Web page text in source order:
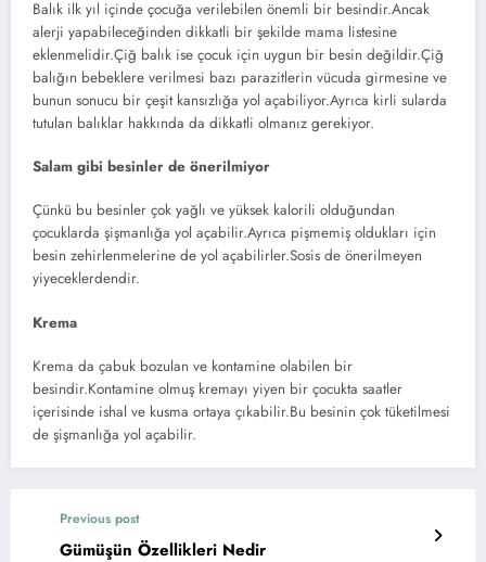
Balık ilk yıl içinde çocuğa verilebilen önemli bir besindir.Ancak
alerji yapabileceğinden dikkatli bir şekilde mama listesine
eklenmelidir.Çiğ balık ise çocuk için uygun bir besin değildir.Çiğ
balığın bebeklere verilmesi bazı parazitlerin vücuda girmesine ve
bunun sonucu bir çeşit kansızlığa yol açabiliyor.Ayrıca kirli sularda
tutulan balıklar hakkında da dikkatli olmanız gerekiyor.
Salam gibi besinler de önerilmiyor
Çünkü bu besinler çok yağlı ve yüksek kalorili olduğundan
çocuklarda şişmanlığa yol açabilir.Ayrıca pişmemiş oldukları için
besin zehirlenmelerine de yol açabilirler.Sosis de önerilmeyen
yiyeceklerdendir.
Krema
Krema da çabuk bozulan ve kontamine olabilen bir
besindir.Kontamine olmuş kremayı yiyen bir çocukta saatler
içerisinde ishal ve kusma ortaya çıkabilir.Bu besinin çok tüketilmesi
de şişmanlığa yol açabilir.
Previous post
Gümüşün Özellikleri Nedir